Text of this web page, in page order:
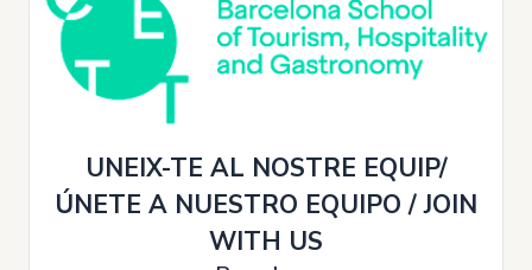
UNEIX-TE AL NOSTRE EQUIP/
ÚNETE A NUESTRO EQUIPO / JOIN
WITH US